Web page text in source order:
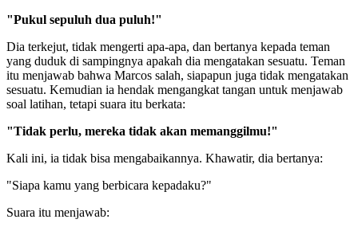
"Pukul sepuluh dua puluh!"
Dia terkejut, tidak mengerti apa-apa, dan bertanya kepada teman
yang duduk di sampingnya apakah dia mengatakan sesuatu. Teman
itu menjawab bahwa Marcos salah, siapapun juga tidak mengatakan
sesuatu. Kemudian ia hendak mengangkat tangan untuk menjawab
soal latihan, tetapi suara itu berkata:
"Tidak perlu, mereka tidak akan memanggilmu!"
Kali ini, ia tidak bisa mengabaikannya. Khawatir, dia bertanya:
"Siapa kamu yang berbicara kepadaku?"
Suara itu menjawab: